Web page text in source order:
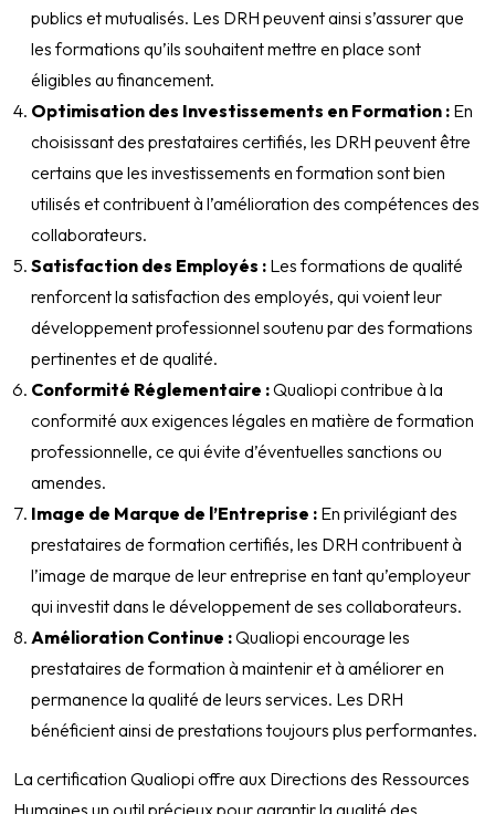
publics et mutualisés. Les DRH peuvent ainsi s’assurer que
les formations qu’ils souhaitent mettre en place sont
éligibles au financement.
Optimisation des Investissements en Formation : En
choisissant des prestataires certifiés, les DRH peuvent être
certains que les investissements en formation sont bien
utilisés et contribuent à l’amélioration des compétences des
collaborateurs.
Satisfaction des Employés : Les formations de qualité
renforcent la satisfaction des employés, qui voient leur
développement professionnel soutenu par des formations
pertinentes et de qualité.
Conformité Réglementaire :Qualiopi contribue à la
conformité aux exigences légales en matière de formation
professionnelle, ce qui évite d’éventuelles sanctions ou
amendes.
Image de Marque de l’Entreprise : En privilégiant des
prestataires de formation certifiés, les DRH contribuent à
l’image de marque de leur entreprise en tant qu’employeur
qui investit dans le développement de ses collaborateurs.
Amélioration Continue :Qualiopi encourage les
prestataires de formation à maintenir et à améliorer en
permanence la qualité de leurs services. Les DRH
bénéficient ainsi de prestations toujours plus performantes.
La certification Qualiopi offre aux Directions des Ressources